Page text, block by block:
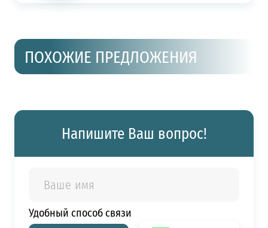
ПОХОЖИЕ ПРЕДЛОЖЕНИЯ
Напишите Ваш вопрос!
Удобный способ связи